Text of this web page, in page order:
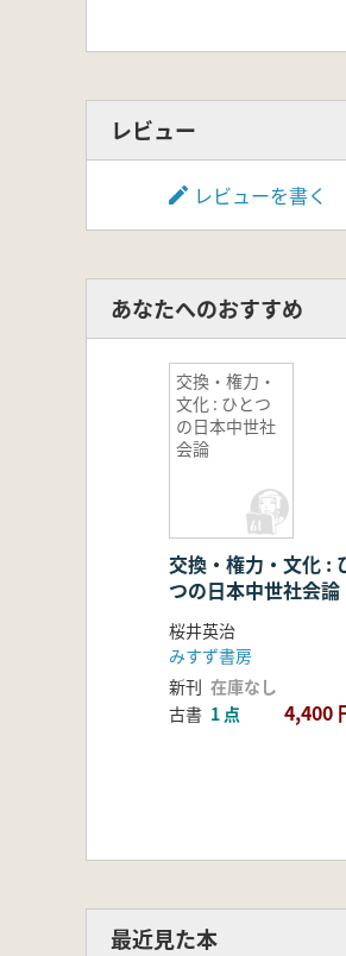
レビュー
レビューを書く
あなたへのおすすめ
交換・権力・
文化 : ひとつ
の日本中世社
会論
交換・権力・文化 :
つの日本中世社会論
桜井英治
みすず書房
新刊 在庫なし
古書 1 点 4,400
最近見た本